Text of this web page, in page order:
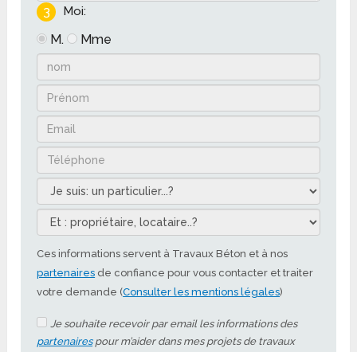
3 Moi:
M. Mme
Ces informations servent à Travaux Béton et à nos
partenaires de confiance pour vous contacter et traiter
votre demande (Consulter les mentions légales)
Je souhaite recevoir par email les informations des
partenairespour m’aider dans mes projets de travaux